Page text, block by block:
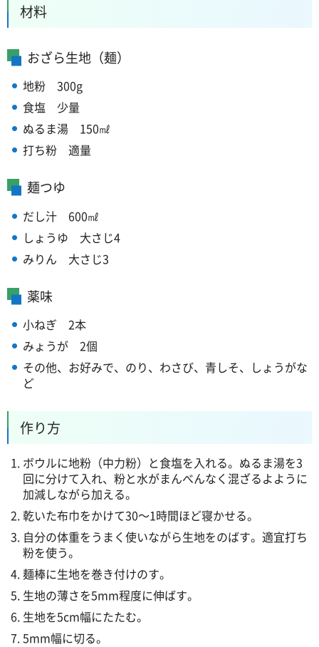
材料
おざら生地（麺）
地粉 300g
食塩
少量
ぬるま湯
150㎖
打ち粉
適量
麺つゆ
だし汁 600㎖
しょうゆ
大さじ4
みりん
大さじ3
薬味
小ねぎ 2本
みょうが
2個
その他、お好みで、のり、わさび、青しそ、しょうがな
ど
作り方
ボウルに地粉（中力粉）と食塩を入れる。ぬるま湯を3
回に分けて入れ、粉と水がまんべんなく混ざるよように
加減しながら加える。
乾いた布巾をかけて30～1時間ほど寝かせる。
自分の体重をうまく使いながら生地をのばす。適宜打ち
粉を使う。
麺棒に生地を巻き付けのす。
生地の薄さを5mm程度に伸ばす。
生地を5cm幅にたたむ。
5mm幅に切る。